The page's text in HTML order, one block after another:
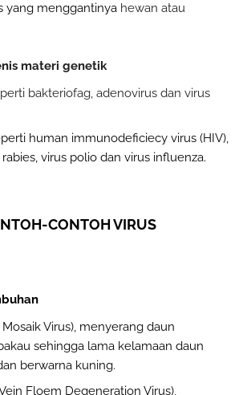
yang menggantinya hewan atau
materi genetik
bakteriofag, adenovirus dan virus
human immunodeficiecy virus (HIV),
virus polio dan virus influenza.
CONTOH VIRUS
Virus), menyerang daun
sehingga lama kelamaan daun
berwarna kuning.
Floem Degeneration Virus),